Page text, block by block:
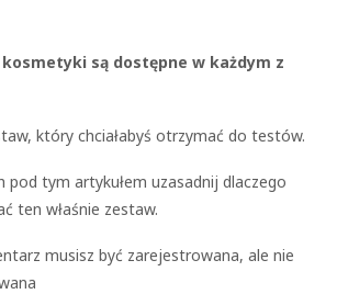
są dostępne w każdym z
który chciałabyś otrzymać do testów.
pod tym artykułem uzasadnij dlaczego
ten właśnie zestaw.
musisz być zarejestrowana, ale nie